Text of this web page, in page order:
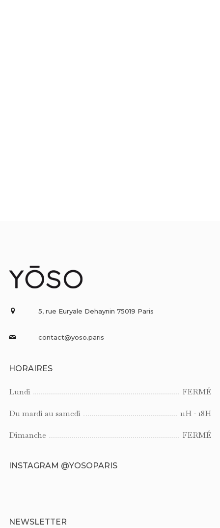
5, rue Euryale Dehaynin 75019 Paris
contact@yoso.paris
HORAIRES
Lundi FERMÉ
Du mardi au samedi 11H - 18H
Dimanche FERMÉ
INSTAGRAM @YOSOPARIS
NEWSLETTER